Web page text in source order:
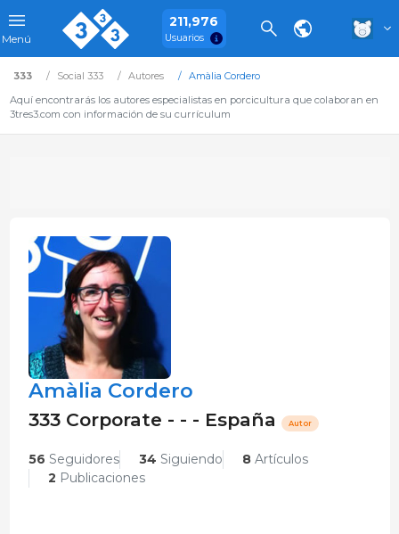
Menú
211,976
Usuarios
333 Social 333 Autores
Amàlia Cordero
Aquí encontrarás los autores especialistas en porcicultura que colaboran en
3tres3.com con información de su currículum
Amàlia Cordero
333 Corporate - - - España Autor
56 Seguidores 34 Siguiendo 8Artículos
2 Publicaciones